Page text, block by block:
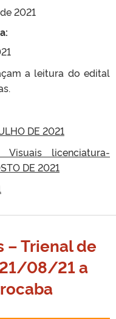
2021
a leitura do edital
DE 2021
licenciatura-
DE 2021
– Trienal de
08/21 a